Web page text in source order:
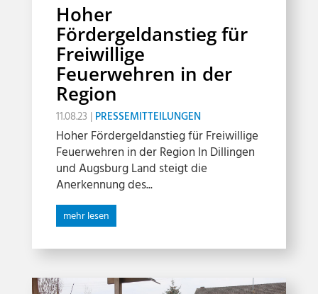
Hoher
Fördergeldanstieg für
Freiwillige
Feuerwehren in der
Region
11.08.23 | PRESSEMITTEILUNGEN
Hoher Fördergeldanstieg für Freiwillige
Feuerwehren in der Region In Dillingen
und Augsburg Land steigt die
Anerkennung des...
mehr lesen